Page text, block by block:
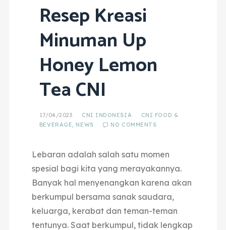
Resep Kreasi
Minuman Up
Honey Lemon
Tea CNI
17/04/2023 CNI INDONESIA
CNI FOOD &
BEVERAGE, NEWS NO COMMENTS
Lebaran adalah salah satu momen
spesial bagi kita yang merayakannya.
Banyak hal menyenangkan karena akan
berkumpul bersama sanak saudara,
keluarga, kerabat dan teman-teman
tentunya. Saat berkumpul, tidak lengkap